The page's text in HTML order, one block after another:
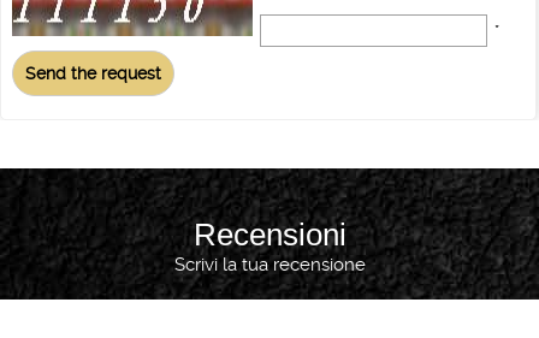
*
Recensioni
Scrivi la tua recensione